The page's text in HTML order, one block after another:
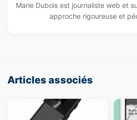
Marie Dubois est journaliste web et
approche rigoureuse et
Articles associés